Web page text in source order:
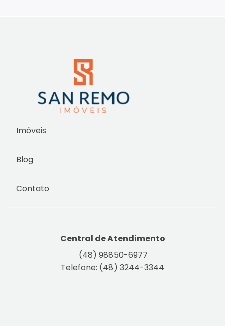
Imóveis
Blog
Contato
Central de Atendimento
(48) 98850-6977
Telefone: (48) 3244-3344